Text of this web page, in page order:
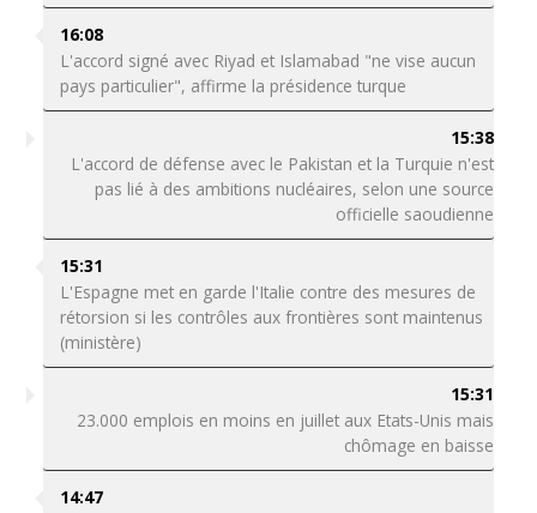
16:08
L'accord signé avec Riyad et Islamabad "ne vise aucun
pays particulier", affirme la présidence turque
15:38
L'accord de défense avec le Pakistan et la Turquie n'est
pas lié à des ambitions nucléaires, selon une source
officielle saoudienne
15:31
L'Espagne met en garde l'Italie contre des mesures de
rétorsion si les contrôles aux frontières sont maintenus
(ministère)
15:31
23.000 emplois en moins en juillet aux Etats-Unis mais
chômage en baisse
14:47